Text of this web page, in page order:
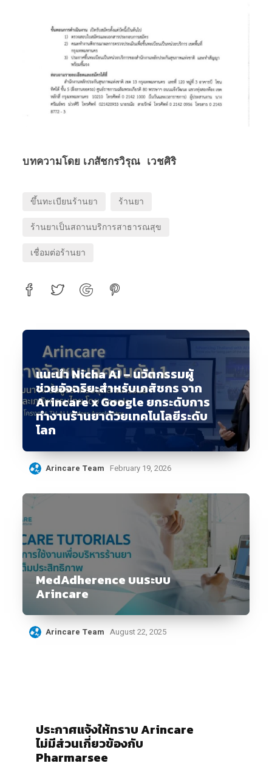
บทความโดย เภสัชกรวิรุณ เวชศิริ
ขึ้นทะเบียนร้านยา
ร้านยา
ร้านยาเป็นสถานบริการสาธารณสุข
เชื่อมต่อร้านยา
แนะนำ Nicha AI – นวัตกรรมผู้
ช่วยอัจฉริยะสำหรับเภสัชกร จาก
Arincare x Google ยกระดับการ
ทำงานร้านยาด้วยเทคโนโลยีระดับ
โลก
Arincare Team February 19, 2026
MedAdherence บนระบบ
Arincare
Arincare Team August 22, 2025
ประกาศแจ้งให้ทราบ Arincare
ไม่มีส่วนเกี่ยวข้องกับ
Pharmarsee